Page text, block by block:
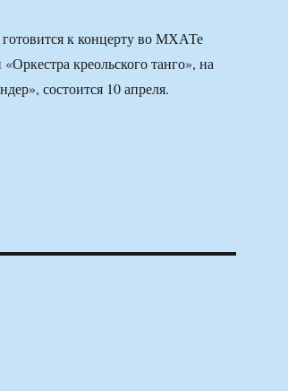
к концерту во МХАТе
креольского танго», на
состоится 10 апреля.